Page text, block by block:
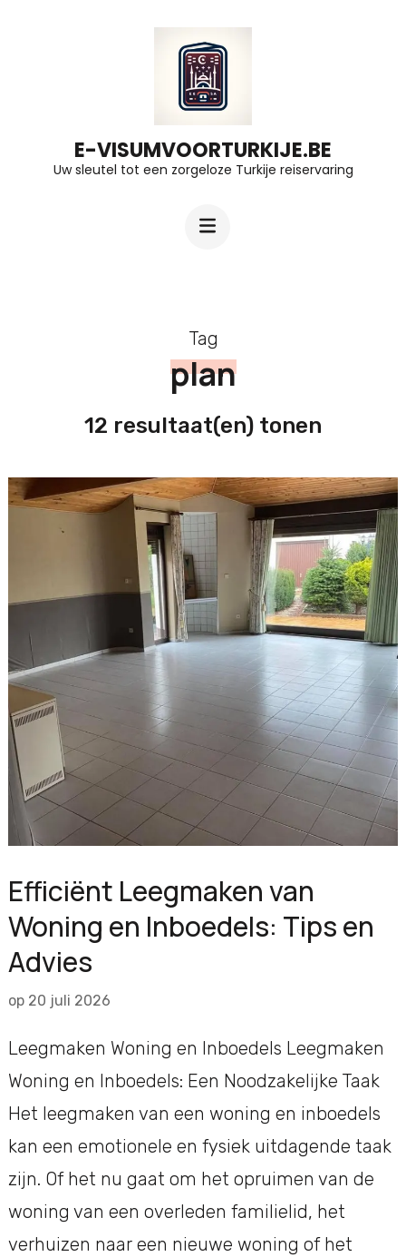
E-VISUMVOORTURKIJE.BE
Uw sleutel tot een zorgeloze Turkije reiservaring
Tag
plan
12 resultaat(en) tonen
Efficiënt Leegmaken van
Woning en Inboedels: Tips en
Advies
op 20 juli 2026
Leegmaken Woning en Inboedels Leegmaken
Woning en Inboedels: Een Noodzakelijke Taak
Het leegmaken van een woning en inboedels
kan een emotionele en fysiek uitdagende taak
zijn. Of het nu gaat om het opruimen van de
woning van een overleden familielid, het
verhuizen naar een nieuwe woning of het